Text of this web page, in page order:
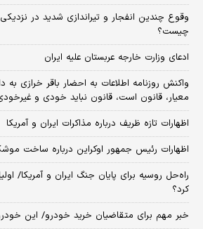
وقوع چندین انفجار و تیراندازی شدید در
چیست؟
ادعای وزارت خارجه عربستان علیه ایران
واکنش روزنامه اطلاعات به احضار باقر خرازی به
معیار، قانون است، قانون نباید خودی و
اظهارات تازه ظریف درباره مذاکرات ایران و آمریکا
اظهارات رئیس جمهور اوکراین درباره ساخت
راه‌حل روسیه برای پایان جنگ ایران و آمریکا/
کرد؟
خبر مهم برای متقاضیان خرید خودرو/ این خودرو ۸۰ میلیون ارزان